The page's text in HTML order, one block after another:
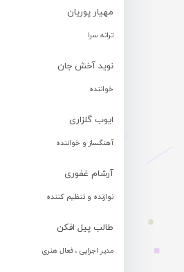
مهیار پوریان
ترانه سرا
نوید آخش جان
خواننده
ایوب گلزاری
آهنگساز و خواننده
آرشام غفوری
نوازنده و تنظیم کننده
طالب پیل افکن
مدیر اجرایی ، فعال هنری